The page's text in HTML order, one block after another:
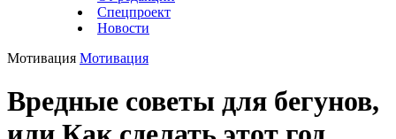
Спецпроект
Новости
Мотивация Мотивация
Вредные советы для бегунов,